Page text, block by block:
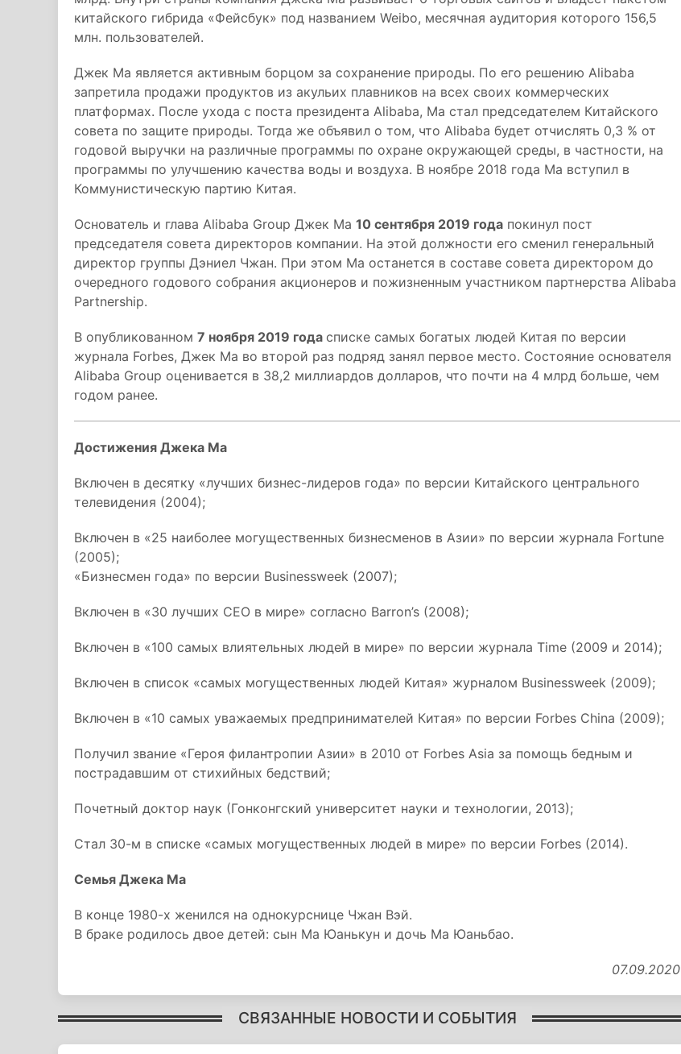
китайского гибрида «Фейсбук» под названием Weibo, месячная аудитория которого 156,5
млн. пользователей.
Джек Ма является активным борцом за сохранение природы. По его решению Alibaba
запретила продажи продуктов из акульих плавников на всех своих коммерческих
платформах. После ухода с поста президента Alibaba, Ма стал председателем Китайского
совета по защите природы. Тогда же объявил о том, что Alibaba будет отчислять 0,3 % от
годовой выручки на различные программы по охране окружающей среды, в частности, на
программы по улучшению качества воды и воздуха. В ноябре 2018 года Ма вступил в
Коммунистическую партию Китая.
Основатель и глава Alibaba Group Джек Ма 10 сентября 2019 года покинул пост
председателя совета директоров компании. На этой должности его сменил генеральный
директор группы Дэниел Чжан. При этом Ма останется в составе совета директором до
очередного годового собрания акционеров и пожизненным участником партнерства Alibaba
Partnership.
В опубликованном 7 ноября 2019 года списке самых богатых людей Китая по версии
журнала Forbes, Джек Ма во второй раз подряд занял первое место. Состояние основателя
Alibaba Group оценивается в 38,2 миллиардов долларов, что почти на 4 млрд больше, чем
годом ранее.
Достижения Джека Ма
Включен в десятку «лучших бизнес-лидеров года» по версии Китайского центрального
телевидения (2004);
Включен в «25 наиболее могущественных бизнесменов в Азии» по версии журнала Fortune
(2005);
«Бизнесмен года» по версии Businessweek (2007);
Включен в «30 лучших CEO в мире» согласно Barron’s (2008);
Включен в «100 самых влиятельных людей в мире» по версии журнала Time (2009 и 2014);
Включен в список «самых могущественных людей Китая» журналом Businessweek (2009);
Включен в «10 самых уважаемых предпринимателей Китая» по версии Forbes China (2009);
Получил звание «Героя филантропии Азии» в 2010 от Forbes Asia за помощь бедным и
пострадавшим от стихийных бедствий;
Почетный доктор наук (Гонконгский университет науки и технологии, 2013);
Стал 30-м в списке «самых могущественных людей в мире» по версии Forbes (2014).
Семья Джека Ма
В конце 1980-х женился на однокурснице Чжан Вэй.
В браке родилось двое детей: сын Ма Юанькун и дочь Ма Юаньбао.
07.09.2020
СВЯЗАННЫЕ НОВОСТИ И СОБЫТИЯ